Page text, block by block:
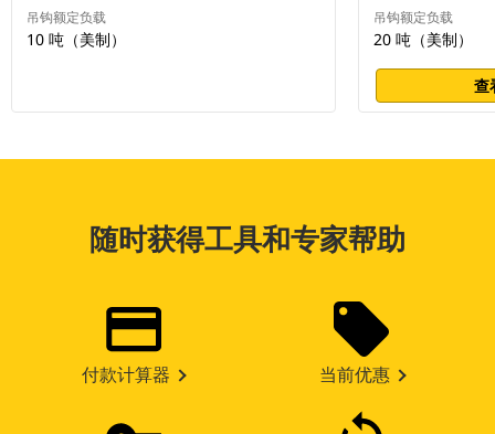
吊钩额定负载
10 吨（美制）
吊钩额定负载
20 吨（美制）
查
随时获得工具和专家帮助
付款计算器 当前优惠